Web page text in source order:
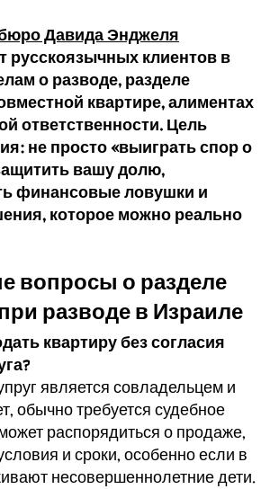
Давида Энджеля
русскоязычных клиентов в
о разводе, разделе
квартире, алиментах
ответственности. Цель
не просто «выиграть спор о
вашу долю,
финансовые ловушки и
которое можно реально
вопросы о разделе
разводе в Израиле
квартиру без согласия
является совладельцем и
обычно требуется судебное
распорядиться о продаже,
и сроки, особенно если в
несовершеннолетние дети.